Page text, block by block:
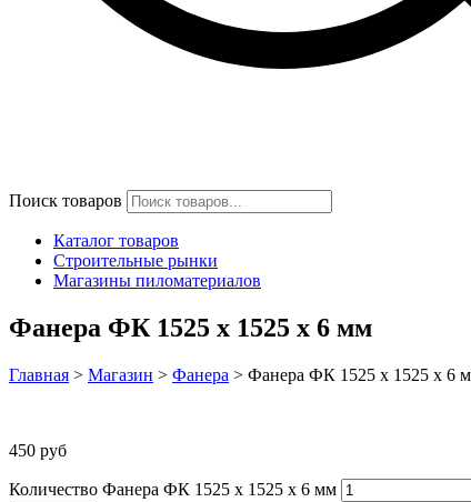
Поиск товаров
Каталог товаров
Строительные рынки
Магазины пиломатериалов
Фанера ФК 1525 x 1525 x 6 мм
Главная > Магазин > Фанера > Фанера ФК 1525 x 1525 x 6
450 руб
Количество Фанера ФК 1525 x 1525 x 6 мм